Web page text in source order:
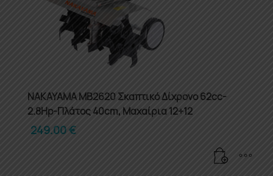
NAKAYAMA MB2620 Σκαπτικό Δίχρονο 62cc-
2.8Hp-Πλάτος 40cm, Μαχαίρια 12+12
249.00€